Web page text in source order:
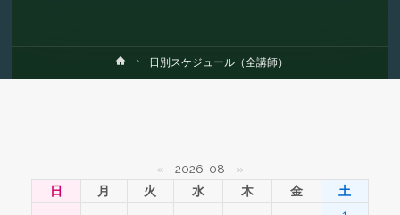
ホ
ー
日別スケジュール（全講師）
« 2026-08
»
日
月 火 水 木 金
土